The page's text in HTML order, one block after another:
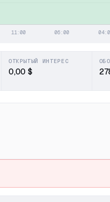
ОТКРЫТЫЙ ИНТЕРЕС
0,00 $